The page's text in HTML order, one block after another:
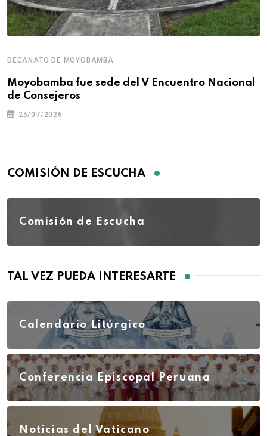
DECANATO DE MOYOBAMBA
Moyobamba fue sede del V Encuentro Nacional
de Consejeros
25/07/2026
COMISIÓN DE ESCUCHA
Comisión de Escucha
TAL VEZ PUEDA INTERESARTE
Calendario Litúrgico
Conferencia Episcopal Peruana
Noticias del Vaticano